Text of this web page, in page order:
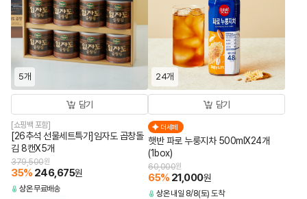
5개
담기
[쇼핑백 포함]
[26추석 선물세트특가]임자도 곱창돌
김 8캔X5개
379,500원
35% 246,675원
상온무료배송
24개
담기
더세페
햇반 파로 누룽지차 500mlX24개
(1box)
60,000원
65% 21,000원
상온 내일 8/8(토) 도착